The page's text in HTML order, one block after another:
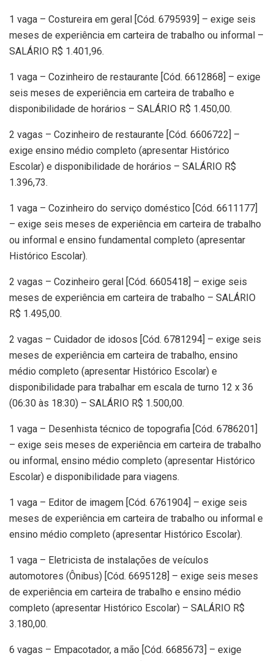
1 vaga – Costureira em geral [Cód. 6795939] – exige seis
meses de experiência em carteira de trabalho ou informal –
SALÁRIO R$ 1.401,96.
1 vaga – Cozinheiro de restaurante [Cód. 6612868] – exige
seis meses de experiência em carteira de trabalho e
disponibilidade de horários – SALÁRIO R$ 1.450,00.
2 vagas – Cozinheiro de restaurante [Cód. 6606722] –
exige ensino médio completo (apresentar Histórico
Escolar) e disponibilidade de horários – SALÁRIO R$
1.396,73.
1 vaga – Cozinheiro do serviço doméstico [Cód. 6611177]
– exige seis meses de experiência em carteira de trabalho
ou informal e ensino fundamental completo (apresentar
Histórico Escolar).
2 vagas – Cozinheiro geral [Cód. 6605418] – exige seis
meses de experiência em carteira de trabalho – SALÁRIO
R$ 1.495,00.
2 vagas – Cuidador de idosos [Cód. 6781294] – exige seis
meses de experiência em carteira de trabalho, ensino
médio completo (apresentar Histórico Escolar) e
disponibilidade para trabalhar em escala de turno 12 x 36
(06:30 às 18:30) – SALÁRIO R$ 1.500,00.
1 vaga – Desenhista técnico de topografia [Cód. 6786201]
– exige seis meses de experiência em carteira de trabalho
ou informal, ensino médio completo (apresentar Histórico
Escolar) e disponibilidade para viagens.
1 vaga – Editor de imagem [Cód. 6761904] – exige seis
meses de experiência em carteira de trabalho ou informal e
ensino médio completo (apresentar Histórico Escolar).
1 vaga – Eletricista de instalações de veículos
automotores (Ônibus) [Cód. 6695128] – exige seis meses
de experiência em carteira de trabalho e ensino médio
completo (apresentar Histórico Escolar) – SALÁRIO R$
3.180,00.
6 vagas – Empacotador, a mão [Cód. 6685673] – exige